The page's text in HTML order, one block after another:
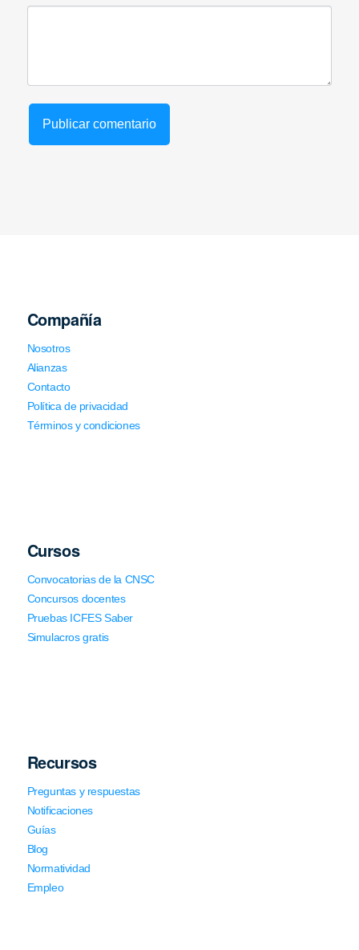
Compañía
Nosotros
Alianzas
Contacto
Política de privacidad
Términos y condiciones
Cursos
Convocatorias de la CNSC
Concursos docentes
Pruebas ICFES Saber
Simulacros gratis
Recursos
Preguntas y respuestas
Notificaciones
Guías
Blog
Normatividad
Empleo